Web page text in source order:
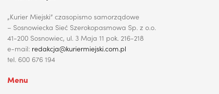
„Kurier Miejski” czasopismo samorządowe
– Sosnowiecka Sieć Szerokopasmowa Sp. z o.o.
41-200 Sosnowiec, ul. 3 Maja 11 pok. 216-218
e-mail: redakcja@kuriermiejski.com.pl
tel. 600 676 194
Menu